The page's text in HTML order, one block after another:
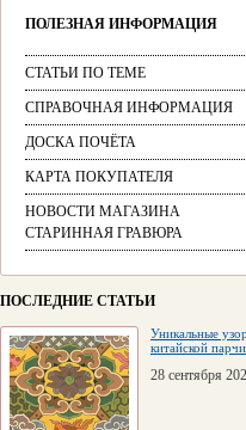
ПОЛЕЗНАЯ ИНФОРМАЦИЯ
СТАТЬИ ПО ТЕМЕ
СПРАВОЧНАЯ ИНФОРМАЦИЯ
ДОСКА ПОЧЁТА
КАРТА ПОКУПАТЕЛЯ
НОВОСТИ МАГАЗИНА
СТАРИННАЯ ГРАВЮРА
ПОСЛЕДНИЕ СТАТЬИ
Уникальные
китайской парчи
28 сентября